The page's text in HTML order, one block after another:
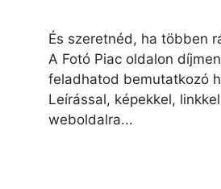
És szeretnéd, ha többen
A Fotó Piac oldalon
feladhatod bemutatkozó
Leírással, képekkel,
weboldalra...